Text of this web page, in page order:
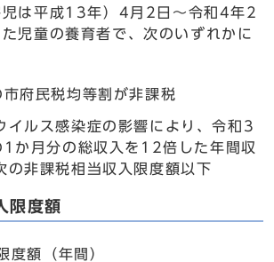
は平成13年）4月2日～令和4年2
児童の養育者で、次のいずれかに
府民税均等割が非課税
イルス感染症の影響により、令和3
か月分の総収入を12倍した年間収
の非課税相当収入限度額以下
限度額
度額（年間）